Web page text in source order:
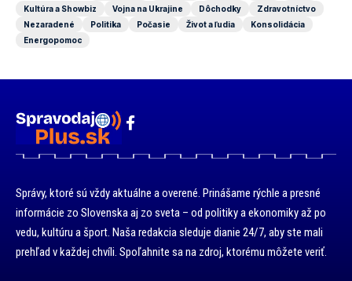
Kultúra a Showbiz
Vojna na Ukrajine Dôchodky
Zdravotníctvo
Nezaradené
Politika Počasie Život a ľudia
Konsolidácia
Energopomoc
Správy, ktoré sú vždy aktuálne a overené. Prinášame rýchle a presné
informácie zo Slovenska aj zo sveta – od politiky a ekonomiky až po
vedu, kultúru a šport. Naša redakcia sleduje dianie 24/7, aby ste mali
prehľad v každej chvíli. Spoľahnite sa na zdroj, ktorému môžete veriť.